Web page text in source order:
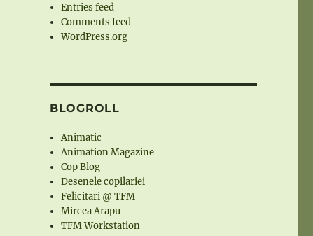
Entries feed
Comments feed
WordPress.org
BLOGROLL
Animatic
Animation Magazine
Cop Blog
Desenele copilariei
Felicitari @ TFM
Mircea Arapu
TFM Workstation